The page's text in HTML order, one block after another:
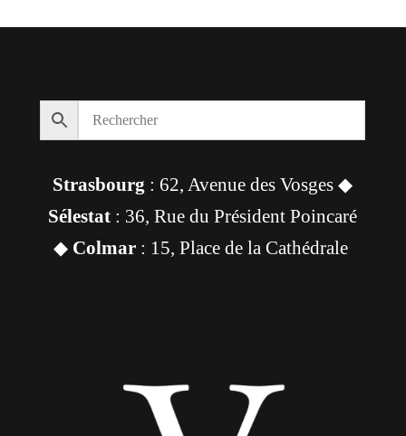
Strasbourg : 62, Avenue des Vosges ◆
Sélestat : 36, Rue du Président Poincaré
◆ Colmar: 15, Place de la Cathédrale